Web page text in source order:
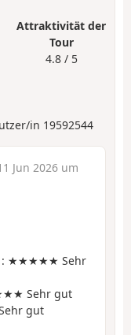
Attraktivität der
Tour
4.8 / 5
in 19592544
Jun 2026 um
: ★★★★★ Sehr
Sehr gut
gut